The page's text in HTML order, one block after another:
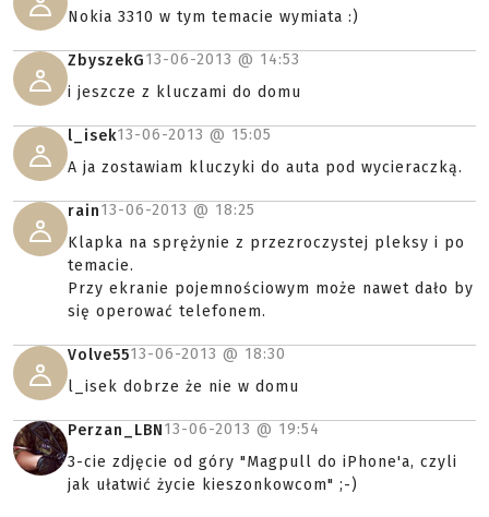
Nokia 3310 w tym temacie wymiata :)
ZbyszekG13-06-2013 @ 14:53
i jeszcze z kluczami do domu
l_isek13-06-2013 @ 15:05
A ja zostawiam kluczyki do auta pod wycieraczką.
rain13-06-2013 @ 18:25
Klapka na sprężynie z przezroczystej pleksy i po
temacie.
Przy ekranie pojemnościowym może nawet dało by
się operować telefonem.
Volve5513-06-2013 @ 18:30
l_isek dobrze że nie w domu
Perzan_LBN13-06-2013 @ 19:54
3-cie zdjęcie od góry "Magpull do iPhone'a, czyli
jak ułatwić życie kieszonkowcom" ;-)